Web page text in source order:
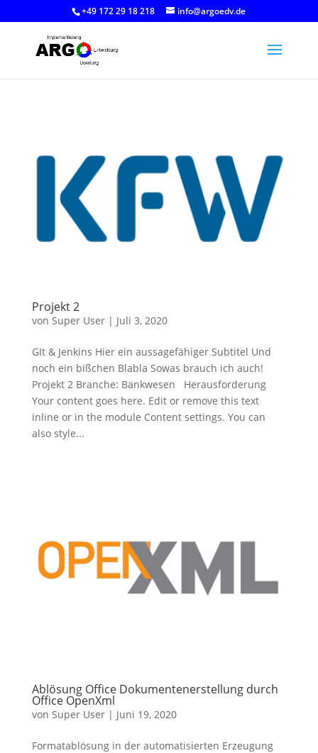
+49 172 29 18 218 info@argoedv.de
Projekt 2
von Super User| Juli 3, 2020
GIt & Jenkins Hier ein aussagefähiger Subtitel Und
noch ein bißchen Blabla Sowas brauch ich auch!
Projekt 2 Branche: Bankwesen Herausforderung
Your content goes here. Edit or remove this text
inline or in the module Content settings. You can
also style...
Ablösung Office Dokumentenerstellung durch
Office OpenXml
von Super User| Juni 19, 2020
Formatablösung in der automatisierten Erzeugung